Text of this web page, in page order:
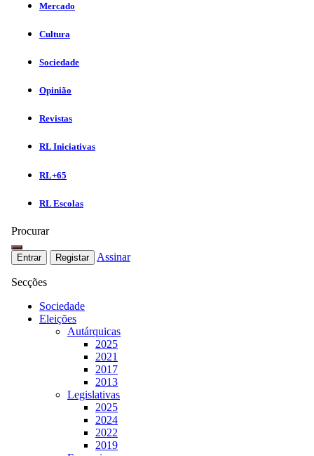
Mercado
Cultura
Sociedade
Opinião
Revistas
RL Iniciativas
RL+65
RL Escolas
Procurar
Entrar Registar Assinar
Secções
Sociedade
Eleições
Autárquicas
2025
2021
2017
2013
Legislativas
2025
2024
2022
2019